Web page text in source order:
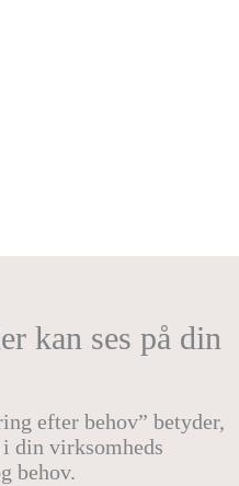
kan ses på din
efter behov” betyder,
din virksomheds
behov.